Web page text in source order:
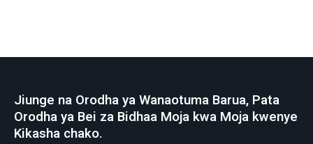
Jiunge na Orodha ya Wanaotuma Barua, Pata
Orodha ya Bei za Bidhaa Moja kwa Moja kwenye
Kikasha chako.